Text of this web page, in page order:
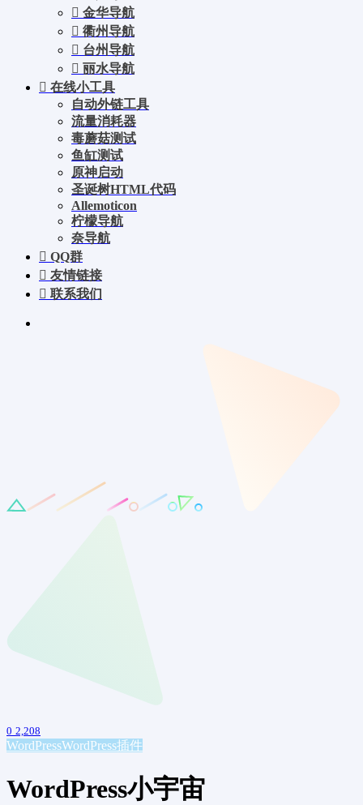
金华导航
衢州导航
台州导航
丽水导航
在线小工具
自动外链工具
流量消耗器
毒蘑菇测试
鱼缸测试
原神启动
圣诞树HTML代码
Allemoticon
柠檬导航
奈导航
QQ群
友情链接
联系我们
0 2,208
WordPressWordPress插件
WordPress小宇宙